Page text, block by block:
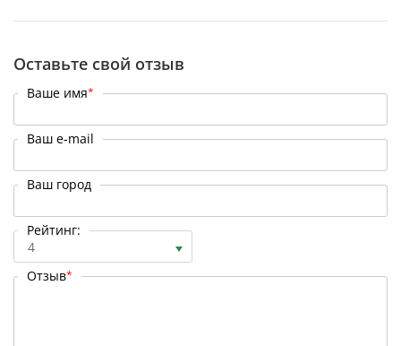
Оставьте свой отзыв
Ваше имя*
Ваш e-mail
Ваш город
Рейтинг:
4
Отзыв*